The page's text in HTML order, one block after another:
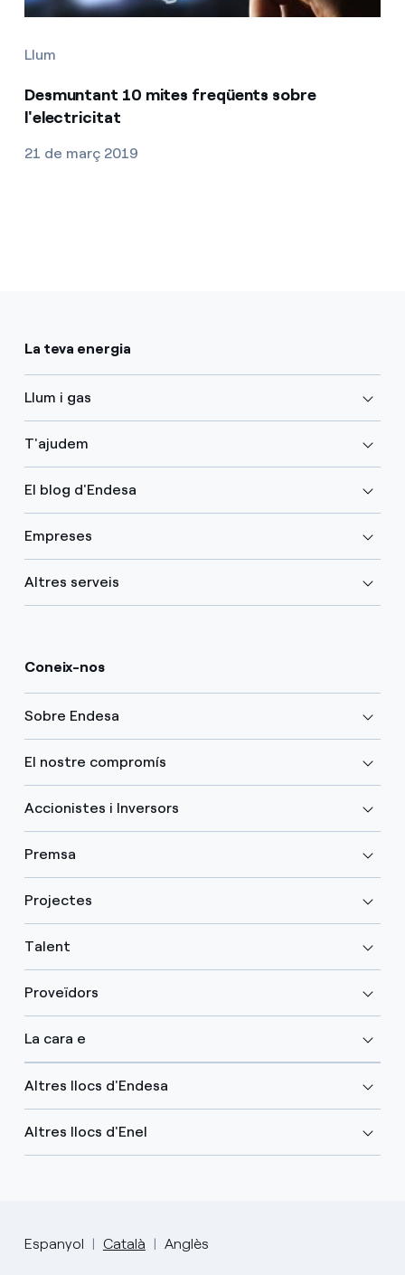
Llum
Desmuntant 10 mites freqüents sobre
l'electricitat
21 de març 2019
La teva energia
Llum i gas
T'ajudem
El blog d'Endesa
Empreses
Altres serveis
Coneix-nos
Sobre Endesa
El nostre compromís
Accionistes i Inversors
Premsa
Projectes
Talent
Proveïdors
La cara e
Altres llocs d'Endesa
Altres llocs d'Enel
Espanyol Català Anglès